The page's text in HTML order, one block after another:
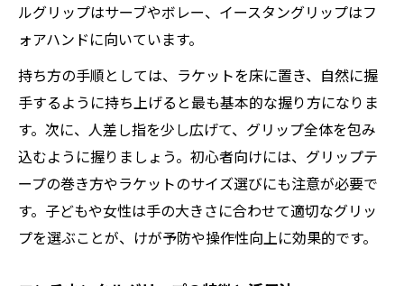
ルグリップはサーブやボレー、イースタングリップはフ
ォアハンドに向いています。
持ち方の手順としては、ラケットを床に置き、自然に握
手するように持ち上げると最も基本的な握り方になりま
す。次に、人差し指を少し広げて、グリップ全体を包み
込むように握りましょう。初心者向けには、グリップテ
ープの巻き方やラケットのサイズ選びにも注意が必要で
す。子どもや女性は手の大きさに合わせて適切なグリッ
プを選ぶことが、けが予防や操作性向上に効果的です。